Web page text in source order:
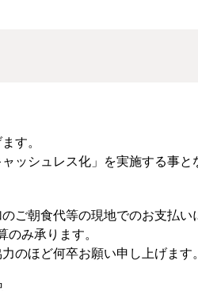
す。
ッシュレス化」を実施する事と
ご朝食代等の現地でのお支払い
のみ承ります。
のほど何卒お願い申し上げます。